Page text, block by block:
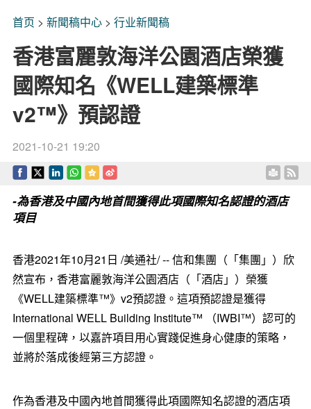
首页 > 新聞稿中心> 行业新聞稿
香港富麗敦海洋公園酒店榮獲
國際知名《WELL建築標準
v2™️》預認證
2021-10-21 19:20
-為香港及中國內地首間獲得此項國際知名認證的酒店
項目
香港2021年10月21日 /美通社/ -- 信和集團（「集團」）欣
然宣布，香港富麗敦海洋公園酒店（「酒店」）榮獲
《WELL建築標準™》v2預認證。這項預認證是獲得
International WELL Building Institute™️
（IWBI™️） 認可的
一個里程碑，以嘉許項目用心實踐促進身心健康的策略，
並將於落成後經第三方認證。
作為香港及中國內地首間獲得此項國際知名認證的酒店項